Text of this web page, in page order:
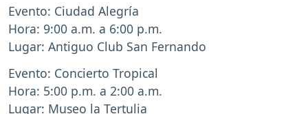
Evento: Ciudad Alegría
Hora: 9:00 a.m. a 6:00 p.m.
Lugar: Antiguo Club San Fernando
Evento: Concierto Tropical
Hora: 5:00 p.m. a 2:00 a.m.
Lugar: Museo la Tertulia